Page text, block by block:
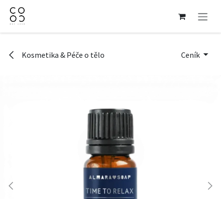
Přejít na obsah
Kosmetika & Péče o tělo Ceník